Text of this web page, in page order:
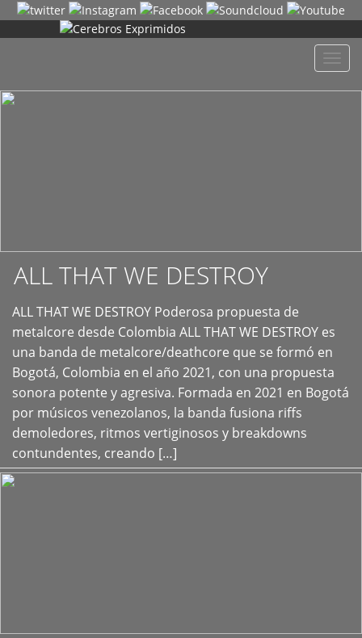
ALL THAT WE DESTROY
ALL THAT WE DESTROY Poderosa propuesta de
metalcore desde Colombia ALL THAT WE DESTROY es
una banda de metalcore/deathcore que se formó en
Bogotá, Colombia en el año 2021, con una propuesta
sonora potente y agresiva. Formada en 2021 en Bogotá
por músicos venezolanos, la banda fusiona riffs
demoledores, ritmos vertiginosos y breakdowns
contundentes, creando […]
+